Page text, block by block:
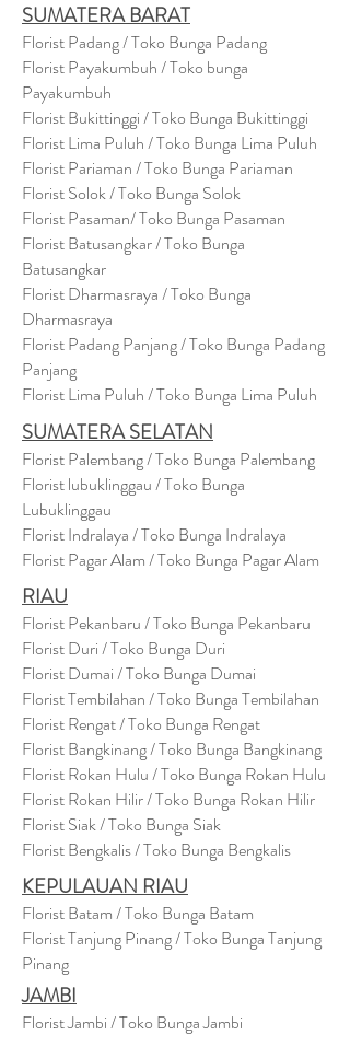
SUMATERA BARAT
Florist Padang / Toko Bunga Padang
Florist Payakumbuh / Toko bunga
Payakumbuh
Florist Bukittinggi / Toko Bunga Bukittinggi
Florist Lima Puluh / Toko Bunga Lima Puluh
Florist Pariaman / Toko Bunga Pariaman
Florist Solok / Toko Bunga Solok
Florist Pasaman/ Toko Bunga Pasaman
Florist Batusangkar / Toko Bunga
Batusangkar
Florist Dharmasraya / Toko Bunga
Dharmasraya
Florist Padang Panjang / Toko Bunga Padang
Panjang
Florist Lima Puluh / Toko Bunga Lima Puluh
SUMATERA SELATAN
Florist Palembang / Toko Bunga Palembang
Florist lubuklinggau / Toko Bunga
Lubuklinggau
Florist Indralaya / Toko Bunga Indralaya
Florist Pagar Alam / Toko Bunga Pagar Alam
RIAU
Florist Pekanbaru / Toko Bunga Pekanbaru
Florist Duri / Toko Bunga Duri
Florist Dumai / Toko Bunga Dumai
Florist Tembilahan / Toko Bunga Tembilahan
Florist Rengat / Toko Bunga Rengat
Florist Bangkinang / Toko Bunga Bangkinang
Florist Rokan Hulu / Toko Bunga Rokan Hulu
Florist Rokan Hilir / Toko Bunga Rokan Hilir
Florist Siak / Toko Bunga Siak
Florist Bengkalis / Toko Bunga Bengkalis
KEPULAUAN RIAU
Florist Batam / Toko Bunga Batam
Florist Tanjung Pinang / Toko Bunga Tanjung
Pinang
JAMBI
Florist Jambi / Toko Bunga Jambi